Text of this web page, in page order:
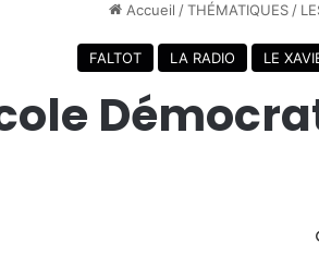
Accueil /THÉMATIQUES/
FALTOT LA RADIO LE